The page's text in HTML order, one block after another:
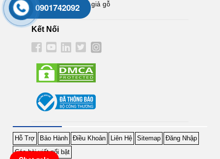
Thi công sàn nhựa giả gỗ
Kết Nối
Hỗ Trợ Bảo Hành Điều Khoản Liên Hệ Sitemap
Đăng Nhập
Các bài viết nổi bật
0901742092